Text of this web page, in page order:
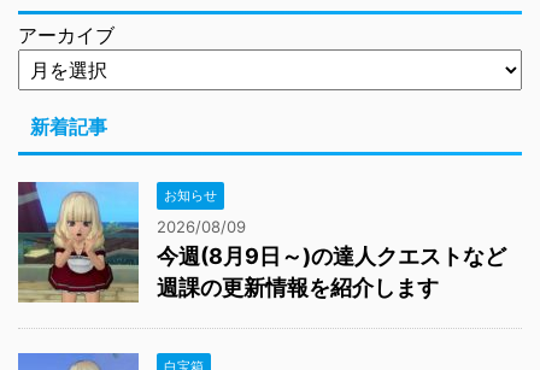
アーカイブ
新着記事
お知らせ
2026/08/09
今週(8月9日～)の達人クエストなど
週課の更新情報を紹介します